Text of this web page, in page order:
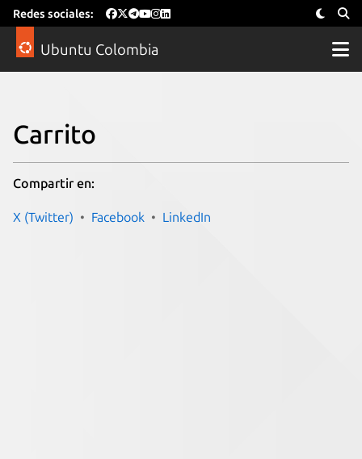
Redes sociales:
Ubuntu Colombia
Carrito
Compartir en:
X (Twitter) Facebook LinkedIn